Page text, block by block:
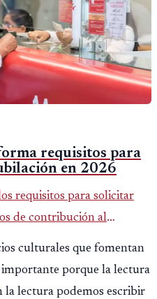
requisitos para
en 2026
requisitos para solicitar
de contribución al
20 años de servicio sin
culturales que fomentan
importante porque la lectura
la lectura podemos escribir